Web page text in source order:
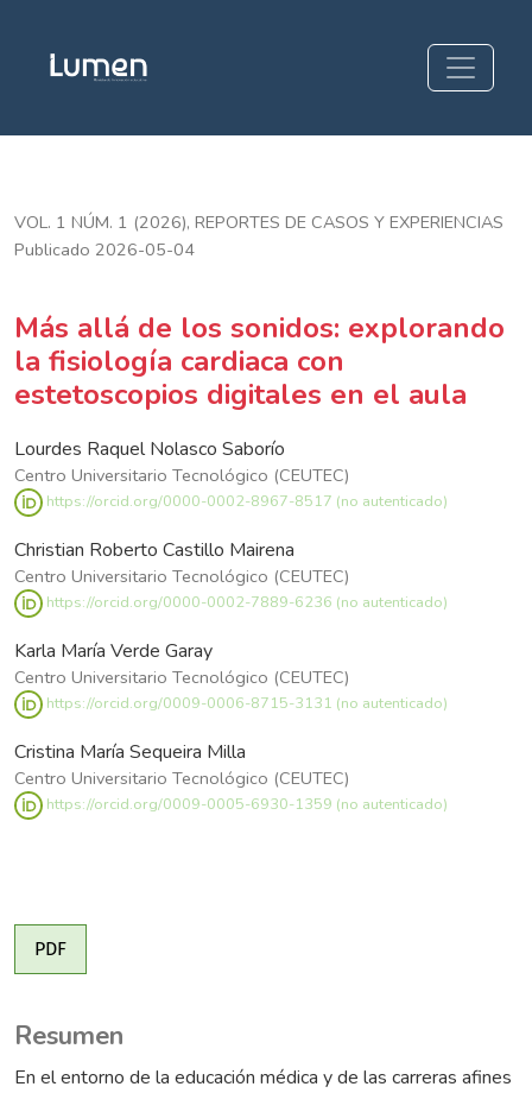
Más allá de los sonidos: explorando la fisiología cardiaca
VOL. 1 NÚM. 1 (2026), REPORTES DE CASOS Y EXPERIENCIAS
Más allá de los sonidos: explorando
la fisiología cardiaca con
estetoscopios digitales en el aula
Publicado 2026-05-04
Lourdes Raquel Nolasco Saborío
Centro Universitario Tecnológico (CEUTEC)
https://orcid.org/0000-0002-8967-8517 (no autenticado)
Christian Roberto Castillo Mairena
Centro Universitario Tecnológico (CEUTEC)
https://orcid.org/0000-0002-7889-6236 (no autenticado)
Karla María Verde Garay
Centro Universitario Tecnológico (CEUTEC)
https://orcid.org/0009-0006-8715-3131 (no autenticado)
Cristina María Sequeira Milla
Centro Universitario Tecnológico (CEUTEC)
https://orcid.org/0009-0005-6930-1359 (no autenticado)
PDF
Resumen
En el entorno de la educación médica y de las carreras afines